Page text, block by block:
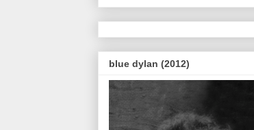
blue dylan (2012)